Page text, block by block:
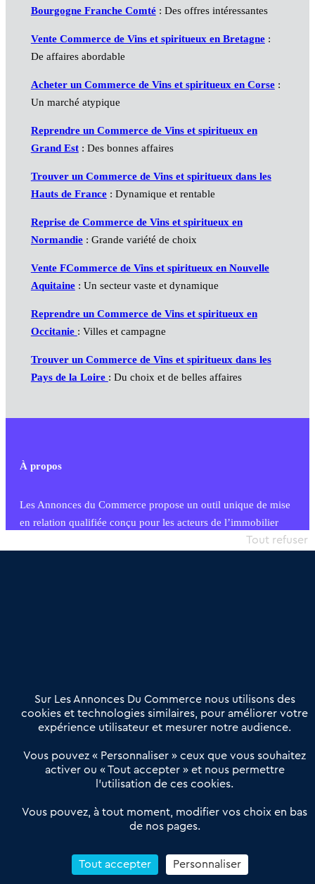
Bourgogne Franche Comté : Des offres intéressantes
Vente Commerce de Vins et spiritueux en Bretagne :
De affaires abordable
Acheter un Commerce de Vins et spiritueux en Corse :
Un marché atypique
Reprendre un Commerce de Vins et spiritueux en
Grand Est : Des bonnes affaires
Trouver un Commerce de Vins et spiritueux dans les
Hauts de France : Dynamique et rentable
Reprise de Commerce de Vins et spiritueux en
Normandie : Grande variété de choix
Vente FCommerce de Vins et spiritueux en Nouvelle
Aquitaine: Un secteur vaste et dynamique
Reprendre un Commerce de Vins et spiritueux en
Occitanie : Villes et campagne
Trouver un Commerce de Vins et spiritueux dans les
Pays de la Loire : Du choix et de belles affaires
À propos
Les Annonces du Commerce propose un outil unique de mise
en relation qualifiée conçu pour les acteurs de l’immobilier
commercial et les collectivités territoriales, simple et intégrant
Offres Pro
Actualités
Qui sommes nous ?
Derniers articles
Réseau 3C : un partenaire national dédié aux transactions
Petitscommerces : Un partenariat au service du commerce de
proximité et des territoires
Reprendre un Restaurant Rapide
Sur Les Annonces Du Commerce nous utilisons des
cookies et technologies similaires, pour améliorer votre
expérience utilisateur et mesurer notre audience.
Vous pouvez « Personnaliser » ceux que vous souhaitez
activer ou « Tout accepter » et nous permettre
l’utilisation de ces cookies.
Vous pouvez, à tout moment, modifier vos choix en bas
de nos pages.
Tout accepter
Tout refuser
Personnaliser